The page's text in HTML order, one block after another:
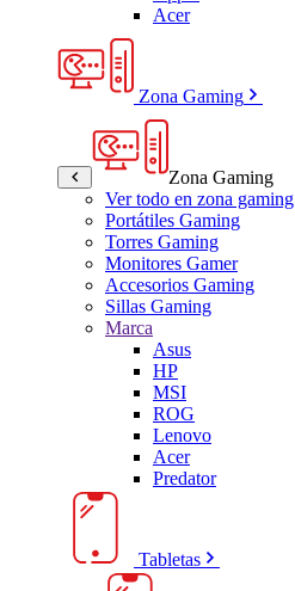
Acer
Zona Gaming
Zona Gaming
Ver todo en zona gaming
Portátiles Gaming
Torres Gaming
Monitores Gamer
Accesorios Gaming
Sillas Gaming
Marca
Asus
HP
MSI
ROG
Lenovo
Acer
Predator
Tabletas